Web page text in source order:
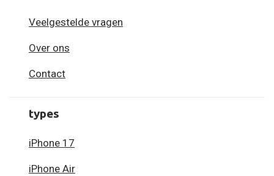
Veelgestelde vragen
Over ons
Contact
types
iPhone 17
iPhone Air